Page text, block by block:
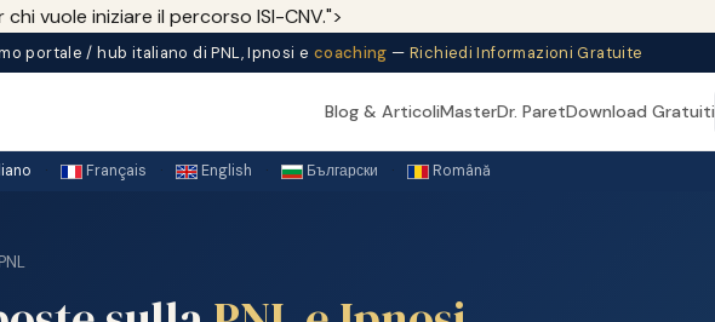
vuole iniziare il percorso ISI-CNV.">
portale / hub italiano di PNL, Ipnosi e coaching — Richiedi Informazioni Gratuite
Blog & ArticoliMasterDr. ParetDownload Gratuiti
· Français · English · Български · Română